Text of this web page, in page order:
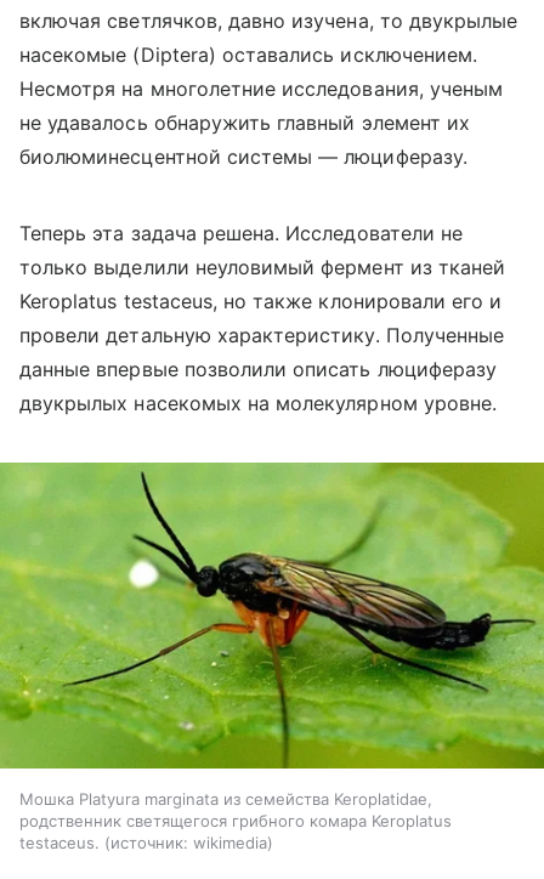
включая светлячков, давно изучена, то двукрылые
насекомые (Diptera) оставались исключением.
Несмотря на многолетние исследования, ученым
не удавалось обнаружить главный элемент их
биолюминесцентной системы — люциферазу.
Теперь эта задача решена. Исследователи не
только выделили неуловимый фермент из тканей
Keroplatus testaceus, но также клонировали его и
провели детальную характеристику. Полученные
данные впервые позволили описать люциферазу
двукрылых насекомых на молекулярном уровне.
Мошка Platyura marginata из семейства Keroplatidae,
родственник светящегося грибного комара Keroplatus
testaceus.
источник: wikimedia